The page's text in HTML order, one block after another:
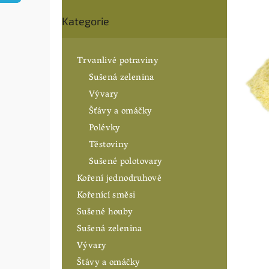
kategorie
Kategorie
Trvanlivé potraviny
Sušená zelenina
Vývary
Šťávy a omáčky
Polévky
Těstoviny
Sušené polotovary
Koření jednodruhové
Kořenící směsi
Sušené houby
Sušená zelenina
Vývary
Štávy a omáčky